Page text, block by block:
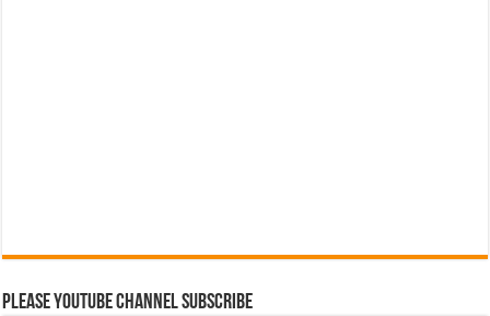
Please Youtube Channel Subscribe